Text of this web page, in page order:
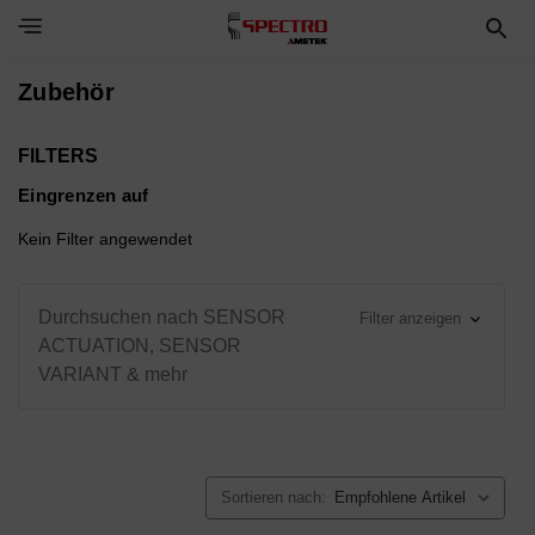
Toggle Navigation Menu
Zubehör
FILTERS
Eingrenzen auf
Kein Filter angewendet
Durchsuchen nach SENSOR
ACTUATION, SENSOR
VARIANT & mehr
Filter anzeigen
Sortieren nach: